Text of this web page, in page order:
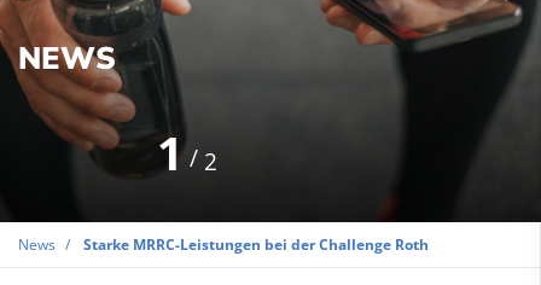
NEWS
1 2
News Starke MRRC-Leistungen bei der Challenge Roth